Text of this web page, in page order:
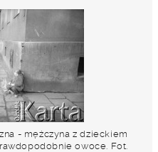
- mężczyna z dzieckiem
owoce. Fot.